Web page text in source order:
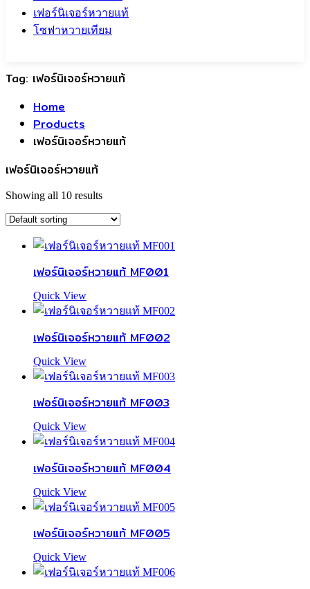
เฟอร์นิเจอร์หวายแท้
โซฟาหวายเทียม
Tag: เฟอร์นิเจอร์หวายแท้
Home
Products
เฟอร์นิเจอร์หวายแท้
เฟอร์นิเจอร์หวายแท้
Showing all 10 results
เฟอร์นิเจอร์หวายแท้ MF001
Quick View
เฟอร์นิเจอร์หวายแท้ MF002
Quick View
เฟอร์นิเจอร์หวายแท้ MF003
Quick View
เฟอร์นิเจอร์หวายแท้ MF004
Quick View
เฟอร์นิเจอร์หวายแท้ MF005
Quick View